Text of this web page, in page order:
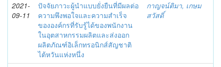
2021-
09-11
ปัจจัยภาวะผู้นำแบบยั่งยืนที่มีผลต่อ
ความพึงพอใจและความสำเร็จ
ขององค์กรที่รับรู้ได้ของพนักงาน
ในอุตสาหกรรมผลิตและส่งออก
ผลิตภัณฑ์อิเล็กทรอนิกส์สัญชาติ
ไต้หวันแห่งหนึ่ง
กาญจน์ติมา, เกษม
สวัสดิ์